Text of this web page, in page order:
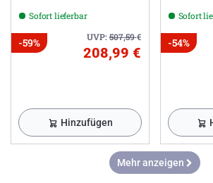
Sofort lieferbar
UVP:507,59€
-59%
208,99 €
Hinzufügen
Sofort
-54%
Mehr anzeigen